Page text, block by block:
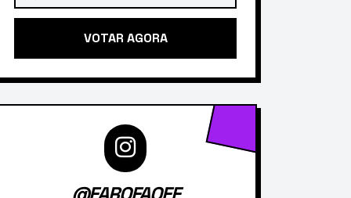
VOTAR AGORA